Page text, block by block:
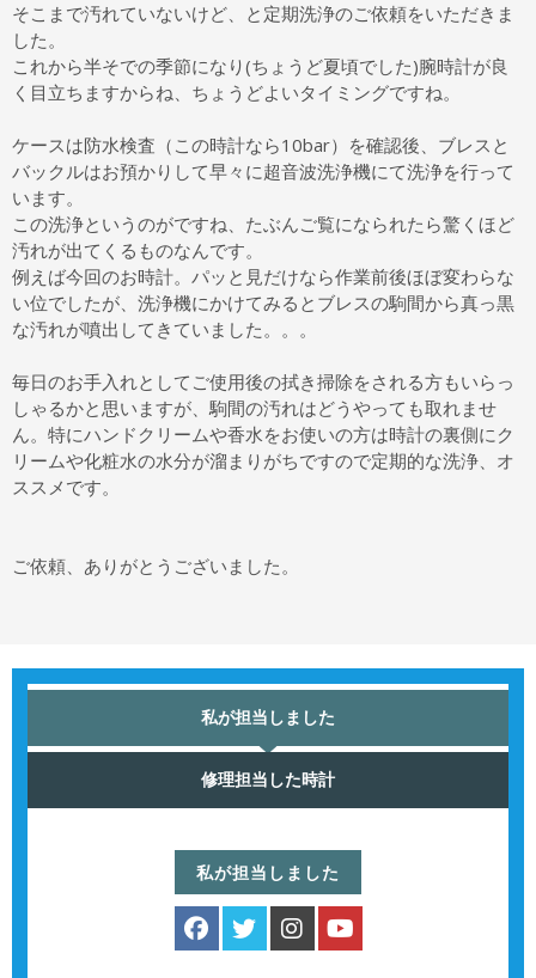
そこまで汚れていないけど、と定期洗浄のご依頼をいただきま
した。
これから半そでの季節になり(ちょうど夏頃でした)腕時計が良
く目立ちますからね、ちょうどよいタイミングですね。
ケースは防水検査（この時計なら10bar）を確認後、ブレスと
バックルはお預かりして早々に超音波洗浄機にて洗浄を行って
います。
この洗浄というのがですね、たぶんご覧になられたら驚くほど
汚れが出てくるものなんです。
例えば今回のお時計。パッと見だけなら作業前後ほぼ変わらな
い位でしたが、洗浄機にかけてみるとブレスの駒間から真っ黒
な汚れが噴出してきていました。。。
毎日のお手入れとしてご使用後の拭き掃除をされる方もいらっ
しゃるかと思いますが、駒間の汚れはどうやっても取れませ
ん。特にハンドクリームや香水をお使いの方は時計の裏側にク
リームや化粧水の水分が溜まりがちですので定期的な洗浄、オ
ススメです。
ご依頼、ありがとうございました。
私が担当しました
修理担当した時計
私が担当しました